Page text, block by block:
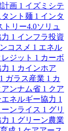
計画 1 イズミシテ
ント麺 1 インタ
トリー4.0ソリュ
1 インフラ投資
コスメ 1 エネル
ジット 1 カーボ
1 カインホア
1 ガラス産業 1 カ
アンナム省 1 クア
ネルギー協力 1
ンライス 1 グリ
1 グリーン農業